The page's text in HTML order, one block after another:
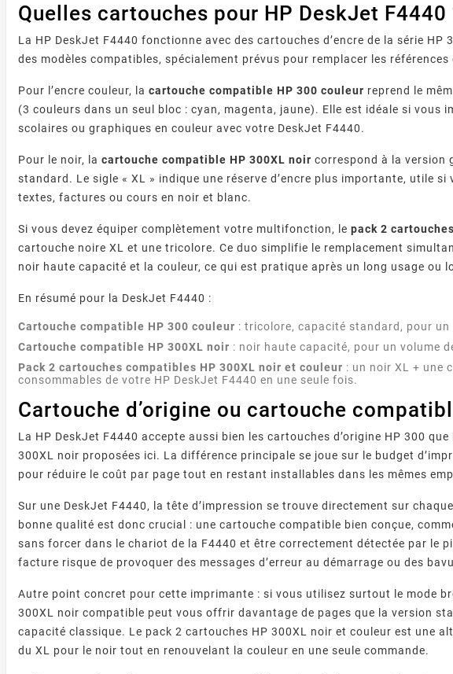
Messages D’erreur Fréquents
Sur Imprimante Canon :
Solutions Et Dépannage
cartouche non reconnue…
Décryptez les messages
d'erreur de votre imprimante
code pas à pas.
Imprimante Epson : Que
Faire Face Au Message «
Cartouche Non Reconnue » ?
affiche « cartouche non
reconnue » ? Causes, méthode
de réinitialisation en 7 étapes,
firmware et ...
qualité,
Quelles cartouches pour HP DeskJet F4440
La HP DeskJet F4440 fonctionne avec des cartouches d’encre de la série
des modèles compatibles, spécialement prévus pour remplacer les références
Pour l’encre couleur, lacartouche compatible HP 300 couleur reprend le
(3 couleurs dans un seul bloc : cyan, magenta, jaune). Elle est idéale si vous
scolaires ou graphiques en couleur avec votre DeskJet F4440.
Pour le noir, lacartouche compatible HP 300XL noir correspond à la version
standard. Le sigle « XL » indique une réserve d’encre plus importante, utile
textes, factures ou cours en noir et blanc.
Si vous devez équiper complètement votre multifonction, lepack 2
cartouche noire XL et une tricolore. Ce duo simplifie le remplacement
noir haute capacité et la couleur, ce qui est pratique après un long usage ou
En résumé pour la DeskJet F4440 :
Cartouche compatible HP 300 couleur : tricolore, capacité standard, pour un
Cartouche compatible HP 300XL noir : noir haute capacité, pour un volume
Pack 2 cartouches compatibles HP 300XL noir et couleur : un noir XL + une
consommables de votre HP DeskJet F4440 en une seule fois.
Cartouche d’origine ou cartouche
La HP DeskJet F4440 accepte aussi bien les cartouches d’origine HP 300
300XL noir proposées ici. La différence principale se joue sur le budget
pour réduire le coût par page tout en restant installables dans les mêmes
Sur une DeskJet F4440, la tête d’impression se trouve directement sur
bonne qualité est donc crucial : une cartouche compatible bien conçue,
sans forcer dans le chariot de la F4440 et être correctement détectée par le
facture risque de provoquer des messages d’erreur au démarrage ou des
Autre point concret pour cette imprimante : si vous utilisez surtout le mode
300XL noir compatible peut vous offrir davantage de pages que la version
capacité classique. Le pack 2 cartouches HP 300XL noir et couleur est une
du XL pour le noir tout en renouvelant la couleur en une seule commande.